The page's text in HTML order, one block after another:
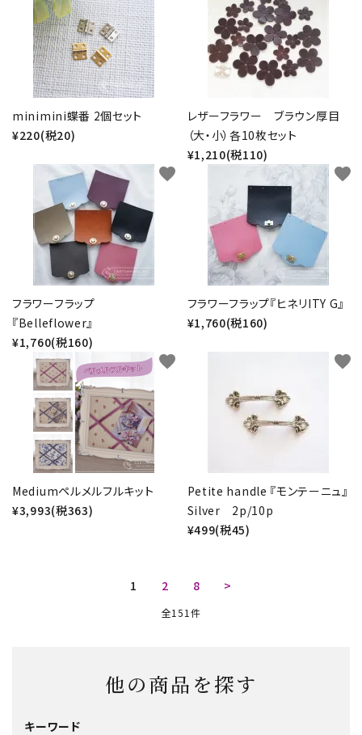
minimini蝶番 2個セット
¥220(税20)
レザーフラワー ブラウン厚目
（大・小）各10枚セット
¥1,210(税110)
フラワーフラップ
『Belleflower』
¥1,760(税160)
favorite
フラワーフラップ『ヒネリITY G』
¥1,760(税160)
favorite
Mediumペルメルフルキット
¥3,993(税363)
favorite
Petite handle 『モンテーニュ』
Silver 2p/10p
¥499(税45)
favorite
1 2 8 >
全151件
他の商品を探す
キーワード